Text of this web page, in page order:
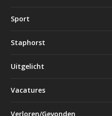
Sport
Staphorst
Uitgelicht
Vacatures
Verloren/Gevonden